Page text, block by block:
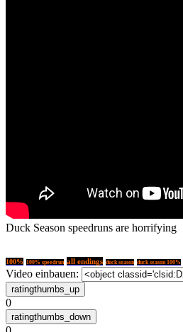
Duck Season speedruns are horrifying
100% 100% speedrun all endings duck season duck season 100%
Video einbauen:
0